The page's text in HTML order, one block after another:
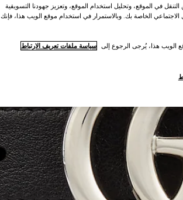
في الموقع، وتحليل استخدام الموقع، وتعزيز جهودنا التسويقية
الخاصة بك. وبالاستمرار في استخدام موقع الويب هذا، فإنك
الويب هذا، يُرجى الرجوع إلى سياسة ملفات تعريف الارتباط